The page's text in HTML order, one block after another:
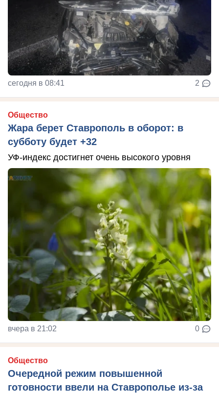
сегодня в 08:41 2
Общество
Жара берет Ставрополь в оборот: в
субботу будет +32
УФ-индекс достигнет очень высокого уровня
вчера в 21:02 0
Общество
Очередной режим повышенной
готовности ввели на Ставрополье из-за